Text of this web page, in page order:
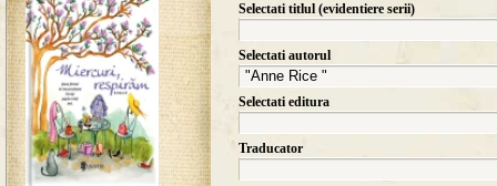
Selectati titlul (evidentiere serii)
Selectati autorul
Selectati editura
Traducator